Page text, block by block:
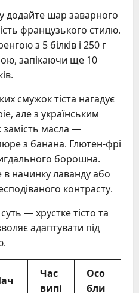
додайте шар заварного
французького стилю.
з 5 білків і 250 г
запікаючи ще 10
смужок тіста нагадує
але з українським
замість масла —
з банана. Глютен-фрі
борошна.
в начинку лаванду або
контрасту.
— хрустке тісто та
адаптувати під
Час
випі
Осо
бли